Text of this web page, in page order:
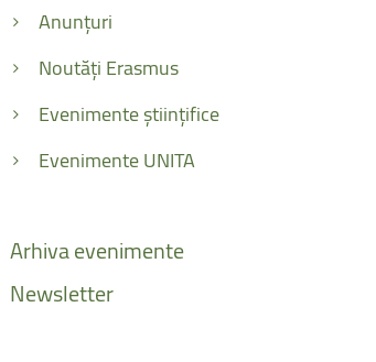
Anunțuri
Noutăți Erasmus
Evenimente științifice
Evenimente UNITA
Arhivaevenimente
Newsletter